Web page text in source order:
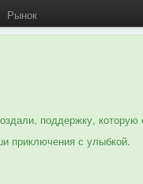
Рынок
поддержку, которую
приключения с улыбкой.